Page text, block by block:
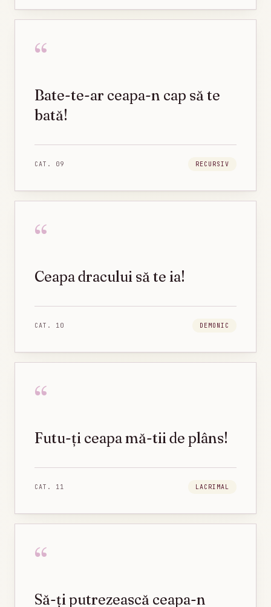
“
Bate-te-ar ceapa-n cap să te
bată!
CAT. 09 RECURSIV
“
Ceapa dracului să te ia!
CAT. 10 DEMONIC
“
Futu-ți ceapa mă-tii de plâns!
CAT. 11 LACRIMAL
“
Să-ți putrezească ceapa-n